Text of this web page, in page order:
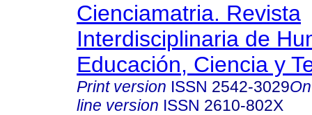
Cienciamatria. Revista
Interdisciplinaria de
Educación, Ciencia y
Print version ISSN 2542-3029
line version ISSN 2610-802X